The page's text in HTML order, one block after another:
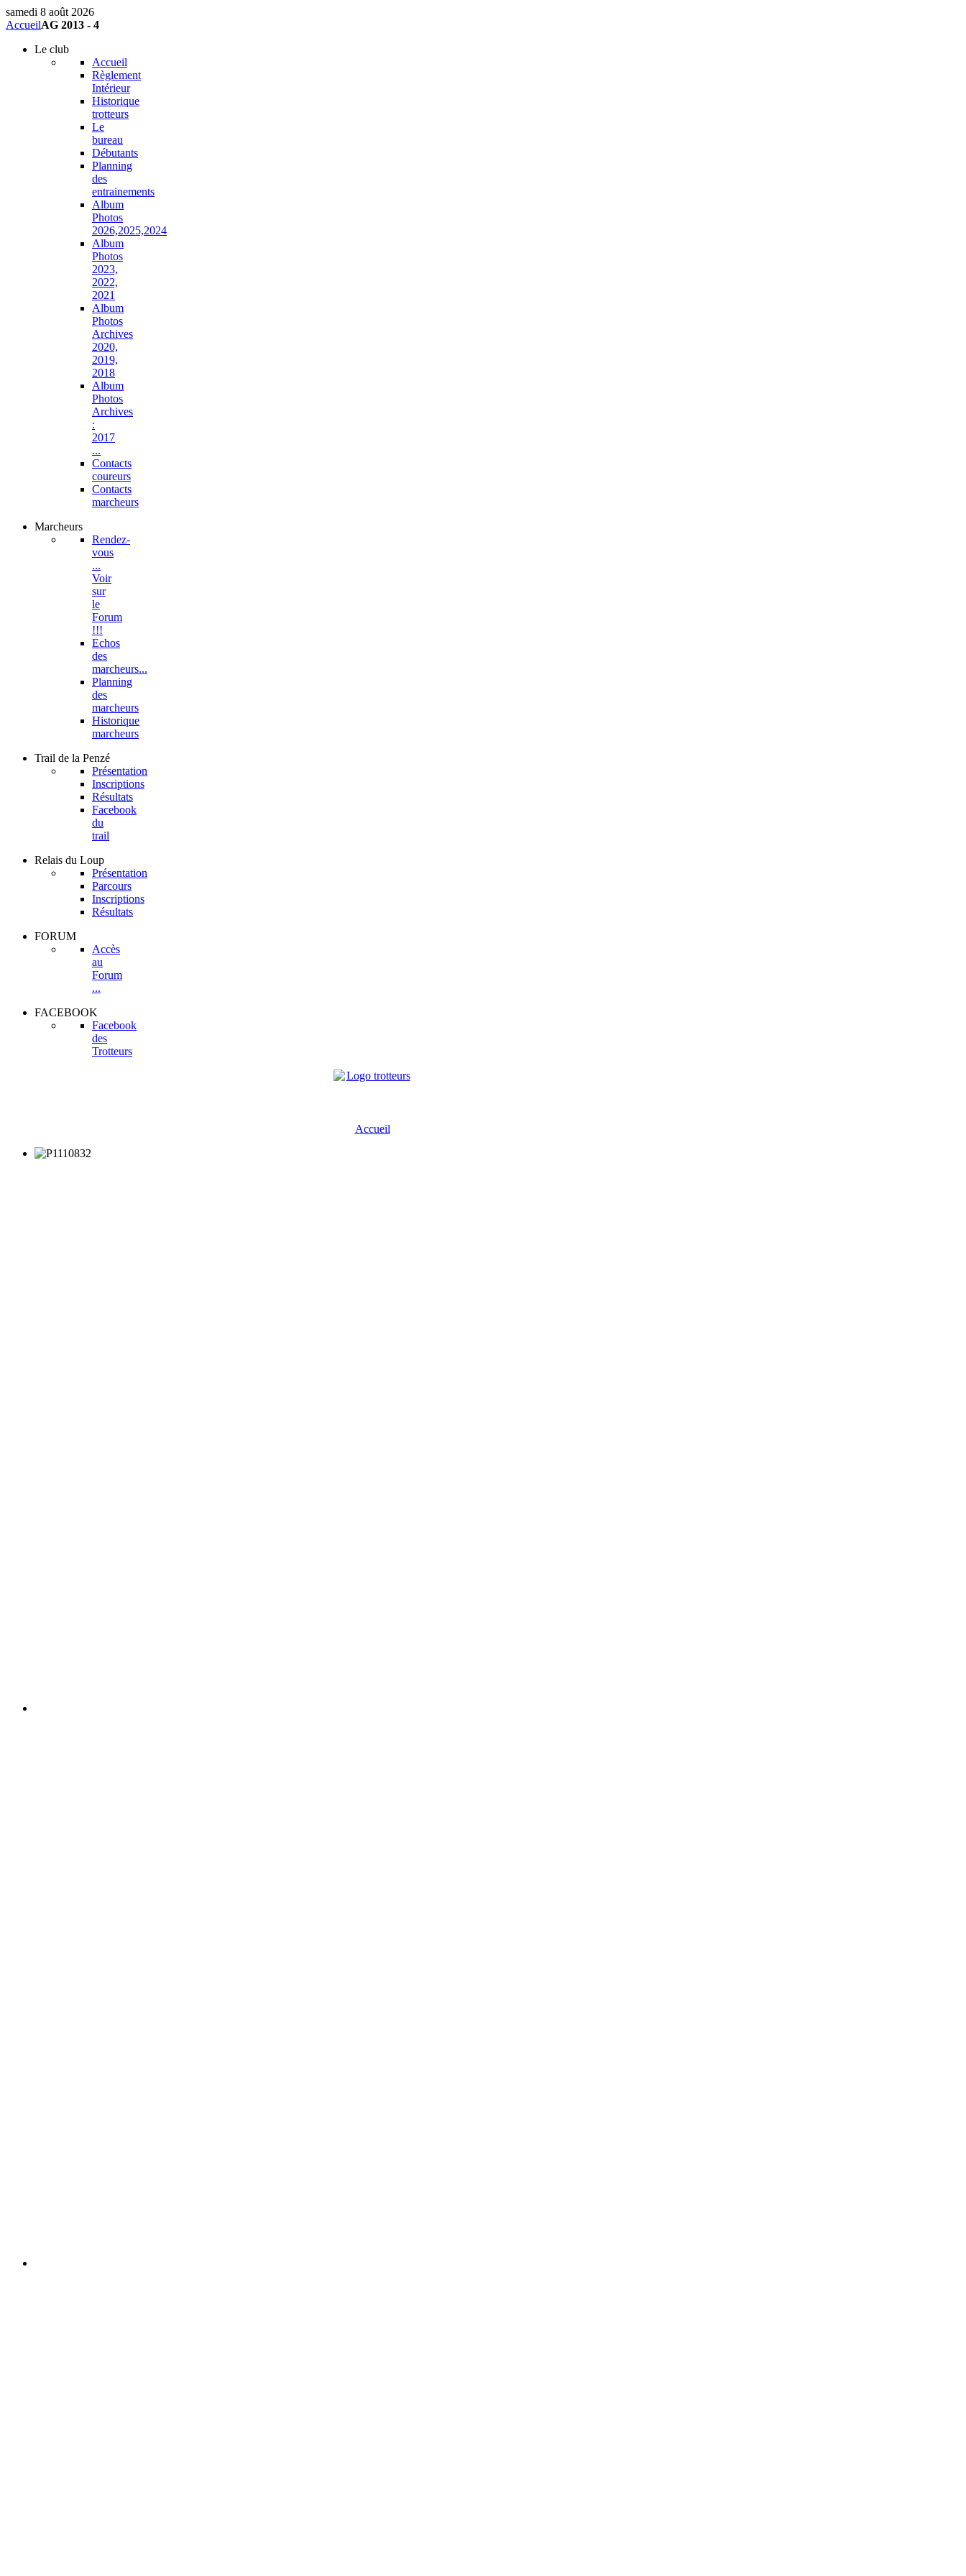
samedi 8 août 2026
AccueilAG 2013 - 4
Le club
Accueil
Règlement
Intérieur
Historique
trotteurs
Le
bureau
Débutants
Planning
des
entrainements
Album
Photos
2026,2025,2024
Album
Photos
2023,
2022,
2021
Album
Photos
Archives
2020,
2019,
2018
Album
Photos
Archives
:
2017
...
Contacts
coureurs
Contacts
marcheurs
Marcheurs
Rendez-
vous
...
Voir
sur
le
Forum
!!!
Echos
des
marcheurs...
Planning
des
marcheurs
Historique
marcheurs
Trail de la Penzé
Présentation
Inscriptions
Résultats
Facebook
du
trail
Relais du Loup
Présentation
Parcours
Inscriptions
Résultats
FORUM
Accès
au
Forum
...
FACEBOOK
Facebook
des
Trotteurs
Accueil